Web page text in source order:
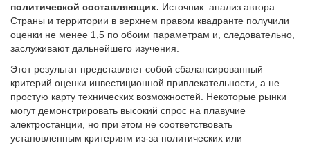
политической составляющих. Источник: анализ автора.
Страны и территории в верхнем правом квадранте получили
оценки не менее 1,5 по обоим параметрам и, следовательно,
заслуживают дальнейшего изучения.
Этот результат представляет собой сбалансированный
критерий оценки инвестиционной привлекательности, а не
простую карту технических возможностей. Некоторые рынки
могут демонстрировать высокий спрос на плавучие
электростанции, но при этом не соответствовать
установленным критериям из-за политических или